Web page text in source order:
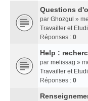
Questions
par Ghozgul »
Travailler et
Réponses : 0
Help :
par melissag »
Travailler et
Réponses : 0